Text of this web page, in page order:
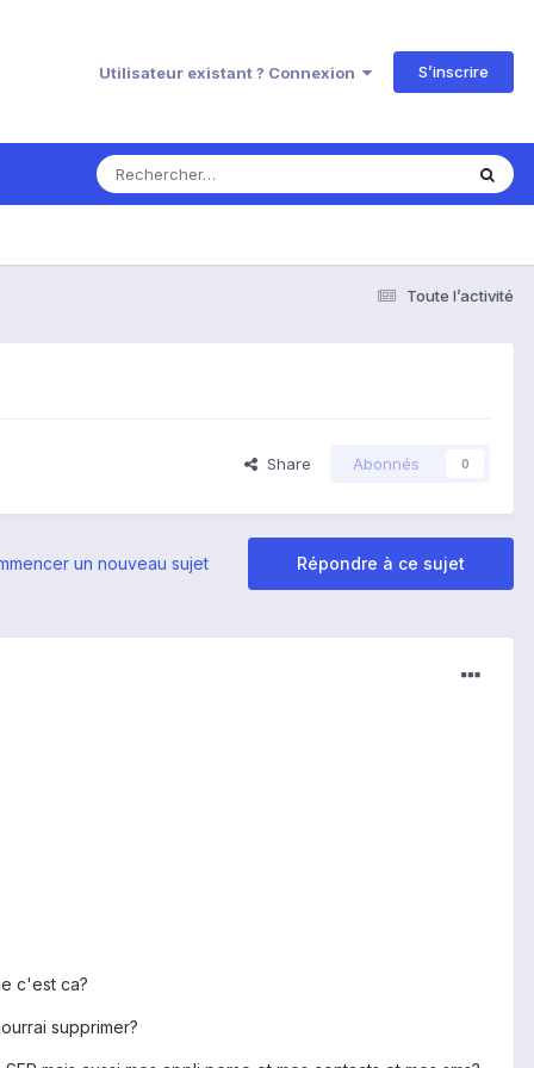
Utilisateur existant ? Connexion S’inscrire
Toute l’activité
Share Abonnés 0
Répondre à ce sujet
un nouveau sujet
c'est ca?
supprimer?